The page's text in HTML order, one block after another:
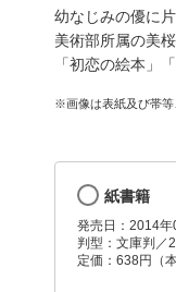
幼なじみの優に
美術部所属の美
「初恋の絵本」
※画像は表紙及び帯等
紙書籍
発売日：2014年
判型：文庫判／
定価：638円（